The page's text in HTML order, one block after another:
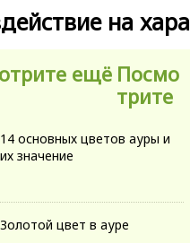
на
Посмо
трите
14 основных цветов ауры и
их значение
Золотой цвет в ауре